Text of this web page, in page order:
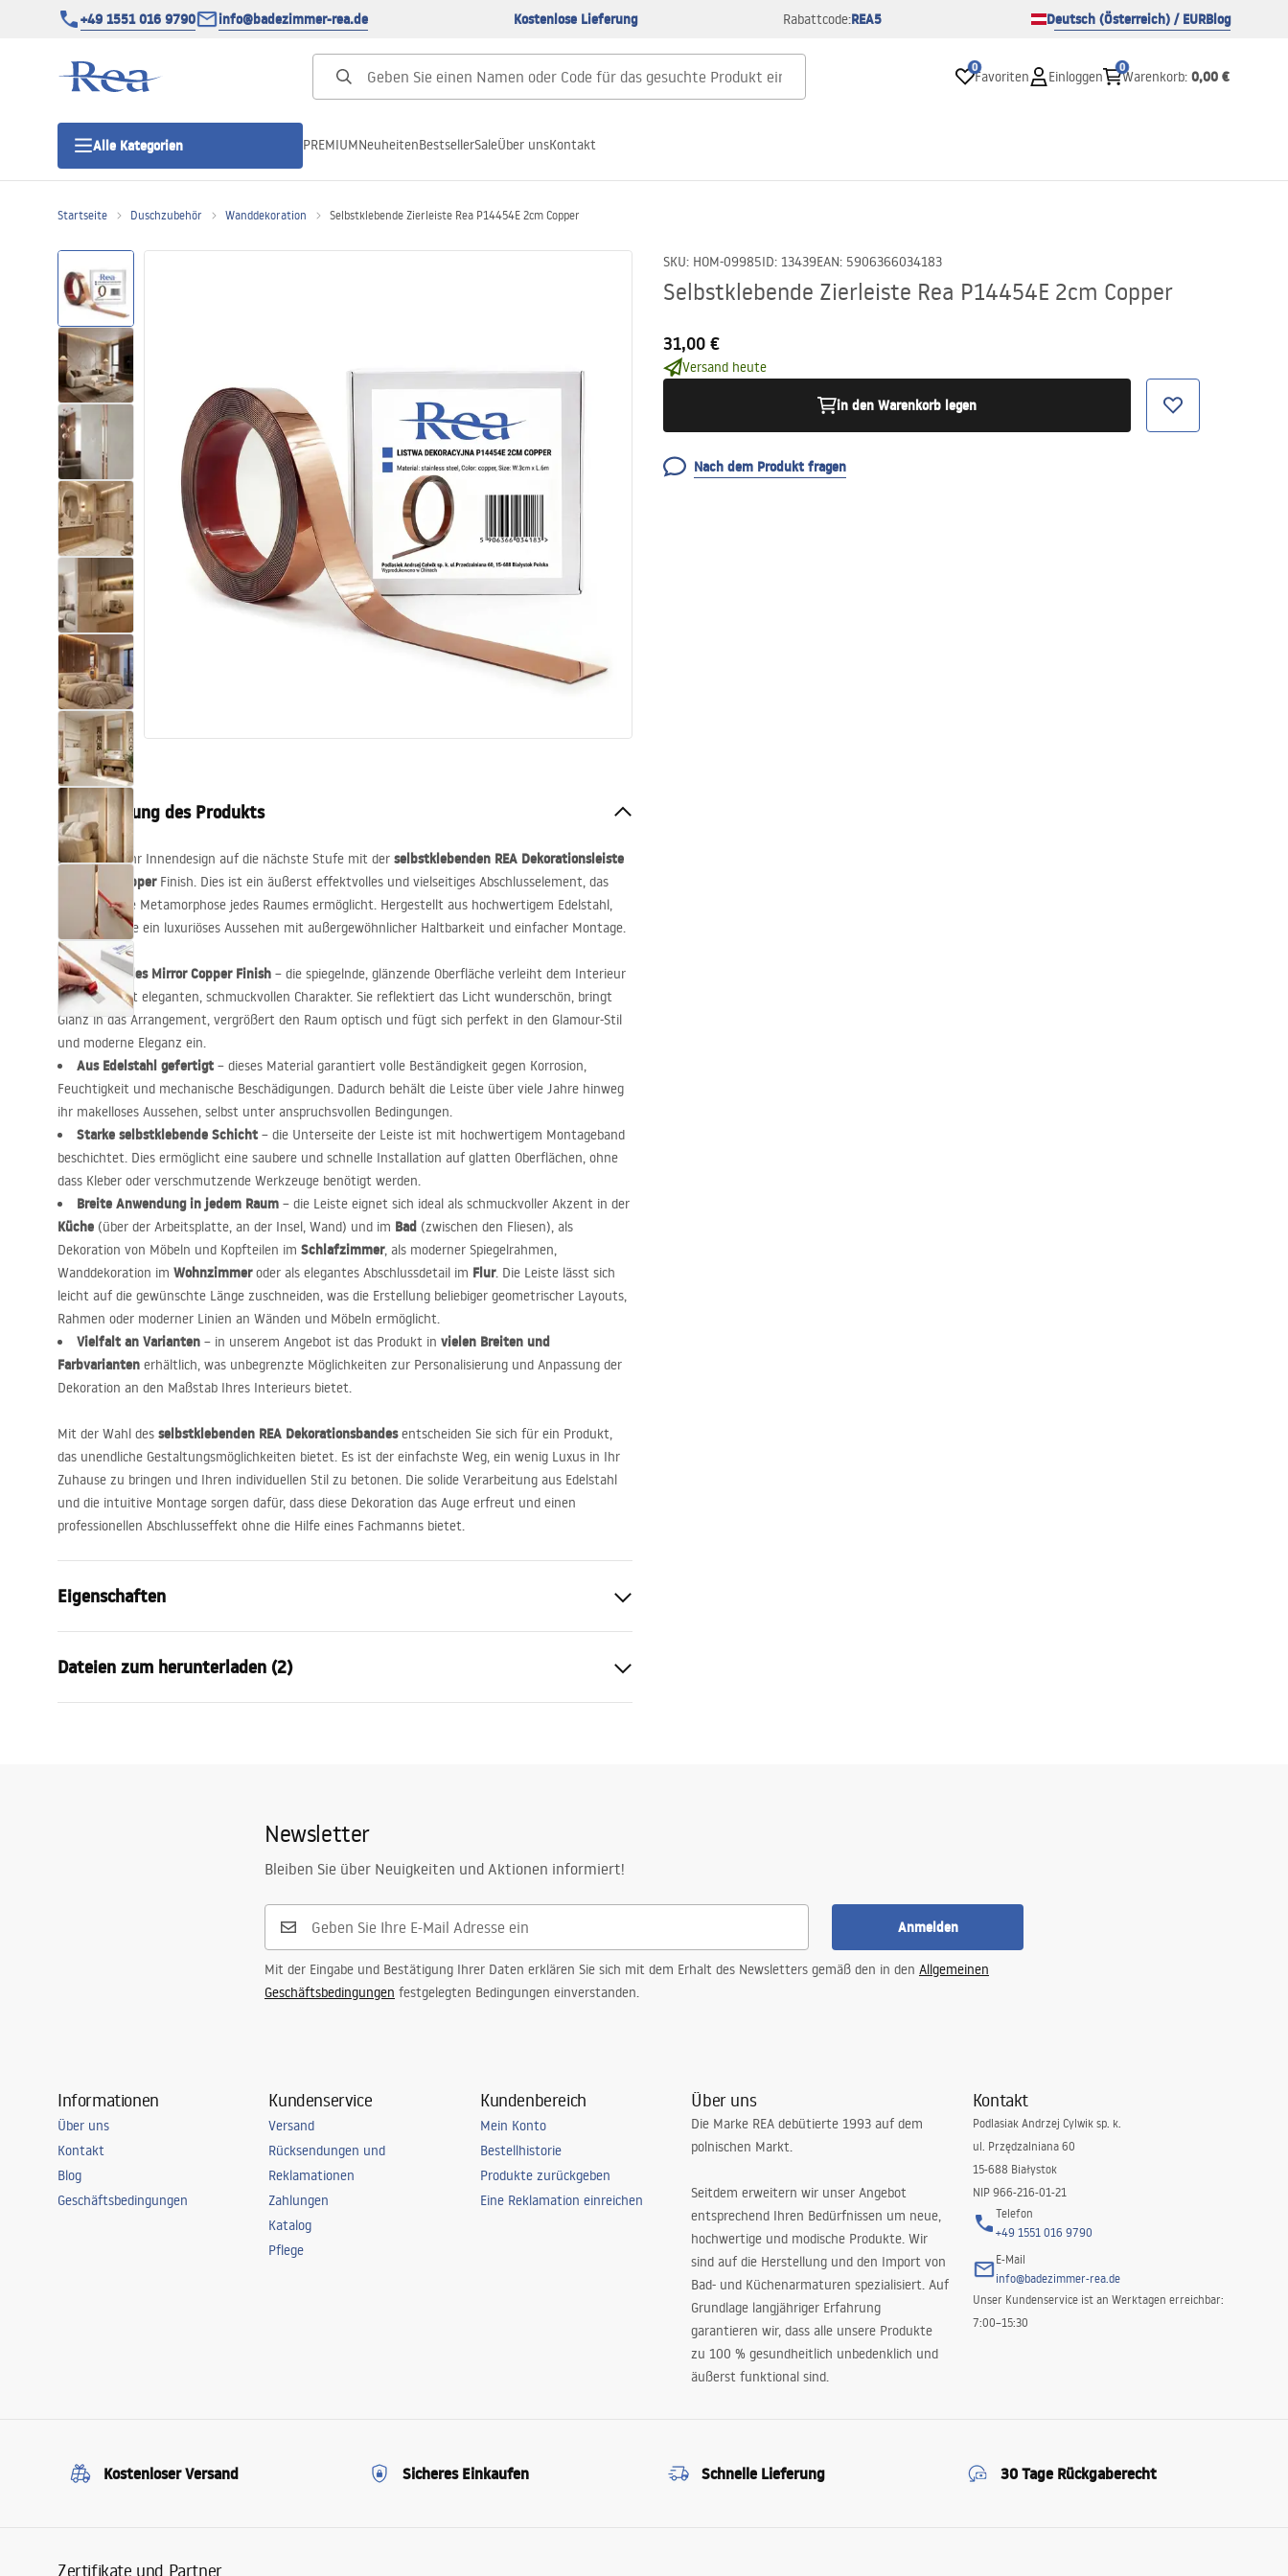
+49 1551 016 9790 info@badezimmer-rea.de Kostenlose Lieferung Rabattcode:REA5 Deutsch (Österreich) / EURBlog
0
Favoriten Einloggen
0
Warenkorb: 0,00 €
Alle Kategorien
Duschtüren
Duschwannen
Duschrinnen
Waschbecken
Wannen und
Badewannenaufsätze
Badarmaturen
Duschen
Kitchen
Badezimmerzubehör und Möbel
PREMIUMNeuheitenBestsellerSaleÜber unsKontakt
Startseite Duschzubehör Wanddekoration Selbstklebende Zierleiste Rea P14454E 2cm Copper
SKU: HOM-09985ID: 13439EAN: 5906366034183
Selbstklebende Zierleiste Rea P14454E 2cm Copper
31,00 €
Versand heute
in den Warenkorb legen
Nach dem Produkt fragen
Beschreibung des Produkts
Bringen Sie Ihr Innendesign auf die nächste Stufe mit der selbstklebenden REA Dekorationsleiste
Mirror CopperFinish. Dies ist ein äußerst effektvolles und vielseitiges Abschlusselement, das
eine sofortige Metamorphose jedes Raumes ermöglicht. Hergestellt aus hochwertigem Edelstahl,
kombiniert sie ein luxuriöses Aussehen mit außergewöhnlicher Haltbarkeit und einfacher Montage.
Effektvolles Mirror Copper Finish – die spiegelnde, glänzende Oberfläche verleiht dem Interieur
einen äußerst eleganten, schmuckvollen Charakter. Sie reflektiert das Licht wunderschön, bringt
Glanz in das Arrangement, vergrößert den Raum optisch und fügt sich perfekt in den Glamour-Stil
und moderne Eleganz ein.
Aus Edelstahl gefertigt – dieses Material garantiert volle Beständigkeit gegen Korrosion,
Feuchtigkeit und mechanische Beschädigungen. Dadurch behält die Leiste über viele Jahre hinweg
ihr makelloses Aussehen, selbst unter anspruchsvollen Bedingungen.
Starke selbstklebende Schicht – die Unterseite der Leiste ist mit hochwertigem Montageband
beschichtet. Dies ermöglicht eine saubere und schnelle Installation auf glatten Oberflächen, ohne
dass Kleber oder verschmutzende Werkzeuge benötigt werden.
Breite Anwendung in jedem Raum – die Leiste eignet sich ideal als schmuckvoller Akzent in der
Küche (über der Arbeitsplatte, an der Insel, Wand) und im Bad (zwischen den Fliesen), als
Dekoration von Möbeln und Kopfteilen im Schlafzimmer, als moderner Spiegelrahmen,
Wanddekoration im Wohnzimmeroder als elegantes Abschlussdetail im Flur. Die Leiste lässt sich
leicht auf die gewünschte Länge zuschneiden, was die Erstellung beliebiger geometrischer Layouts,
Rahmen oder moderner Linien an Wänden und Möbeln ermöglicht.
Vielfalt an Varianten – in unserem Angebot ist das Produkt in vielen Breiten und
Farbvarianten erhältlich, was unbegrenzte Möglichkeiten zur Personalisierung und Anpassung der
Dekoration an den Maßstab Ihres Interieurs bietet.
Mit der Wahl des selbstklebenden REA Dekorationsbandesentscheiden Sie sich für ein Produkt,
das unendliche Gestaltungsmöglichkeiten bietet. Es ist der einfachste Weg, ein wenig Luxus in Ihr
Zuhause zu bringen und Ihren individuellen Stil zu betonen. Die solide Verarbeitung aus Edelstahl
und die intuitive Montage sorgen dafür, dass diese Dekoration das Auge erfreut und einen
professionellen Abschlusseffekt ohne die Hilfe eines Fachmanns bietet.
Eigenschaften
Farbe
Material
Edelstahl
Ja
24 monate
Dateien zum herunterladen (2)
Newsletter
Bleiben Sie über Neuigkeiten und Aktionen informiert!
Anmelden
Mit der Eingabe und Bestätigung Ihrer Daten erklären Sie sich mit dem Erhalt des Newsletters gemäß den in den Allgemeinen
Geschäftsbedingungen festgelegten Bedingungen einverstanden.
Informationen
Über uns
Kontakt
Blog
Geschäftsbedingungen
Kundenservice
Versand
Rücksendungen und
Reklamationen
Zahlungen
Katalog
Pflege
Kundenbereich
Mein Konto
Bestellhistorie
Produkte zurückgeben
Eine Reklamation einreichen
Über uns
Die Marke REA debütierte 1993 auf dem
polnischen Markt.
Seitdem erweitern wir unser Angebot
entsprechend Ihren Bedürfnissen um neue,
hochwertige und modische Produkte. Wir
sind auf die Herstellung und den Import von
Bad- und Küchenarmaturen spezialisiert. Auf
Grundlage langjähriger Erfahrung
garantieren wir, dass alle unsere Produkte
zu 100 % gesundheitlich unbedenklich und
äußerst funktional sind.
Kontakt
Podlasiak Andrzej Cylwik sp. k.
ul. Przędzalniana 60
15-688 Białystok
NIP 966-216-01-21
Telefon
+49 1551 016 9790
E-Mail
info@badezimmer-rea.de
Unser Kundenservice ist an Werktagen erreichbar:
7:00–15:30
Kostenloser Versand Sicheres Einkaufen Schnelle Lieferung 30 Tage Rückgaberecht
Zertifikate und Partner